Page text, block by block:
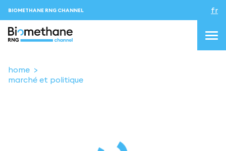
BIOMETHANE RNG CHANNEL fr
home
marché et politique